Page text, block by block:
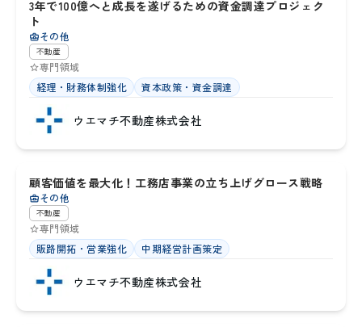
3年で100億へと成長を遂げるための資金調達プロジェク
ト
その他
不動産
専門領域
経理・財務体制強化
資本政策・資金調達
ウエマチ不動産株式会社
大阪府
顧客価値を最大化！工務店事業の立ち上げグロース戦略
その他
不動産
専門領域
販路開拓・営業強化
中期経営計画策定
ウエマチ不動産株式会社
兵庫県